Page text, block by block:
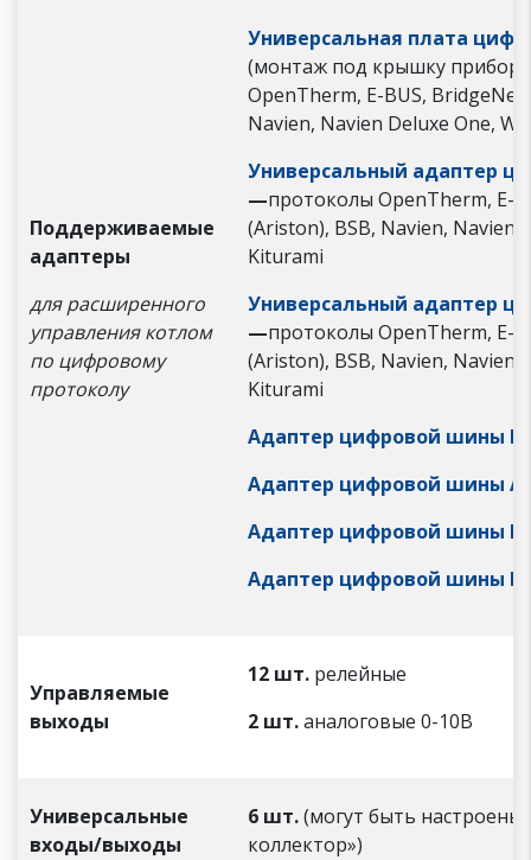
Поддерживаемые
адаптеры
для расширенного
управления котлом
по цифровому
протоколу
Универсальная плата
(монтаж под крышку
OpenTherm, E-BUS, BridgeNet
Navien, Navien Deluxe One,
Универсальный адаптер
—протоколы OpenTherm, E-
(Ariston), BSB, Navien, Navien
Kiturami
Универсальный адаптер
—протоколы OpenTherm, E-
(Ariston), BSB, Navien, Navien
Kiturami
Адаптер цифровой шины
Адаптер цифровой шины
Адаптер цифровой шины
Адаптер цифровой шины
Управляемые
выходы
12 шт. релейные
2 шт.аналоговые 0-10В
Универсальные
входы/выходы
6 шт.(могут быть
коллектор»)